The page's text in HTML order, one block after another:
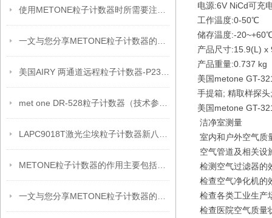
电源:6V NiCd可充
工作温度:0-50℃
储存温度:-
产品尺寸:15.9(L)
产品重量:0.737 kg
美国metone GT-
手提箱; 精取样探
美国metone GT-
洁净室测量
室内和户外空气质
空气管道及相关
检测空气过滤器的
检查空气净化机的
检查各类工业生产
检查医院空气质量